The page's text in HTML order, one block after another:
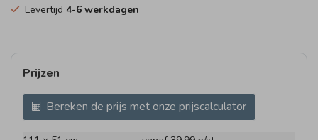
Levertijd 4-6 werkdagen
Prijzen
Bereken de prijs met onze prijscalculator